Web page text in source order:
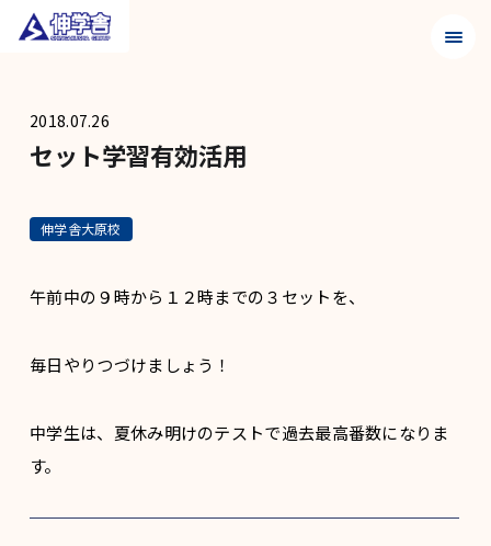
メニ
2018.07.26
セット学習有効活用
伸学舎大原校
午前中の９時から１２時までの３セットを、
毎日やりつづけましょう！
中学生は、夏休み明けのテストで過去最高番数になりま
す。